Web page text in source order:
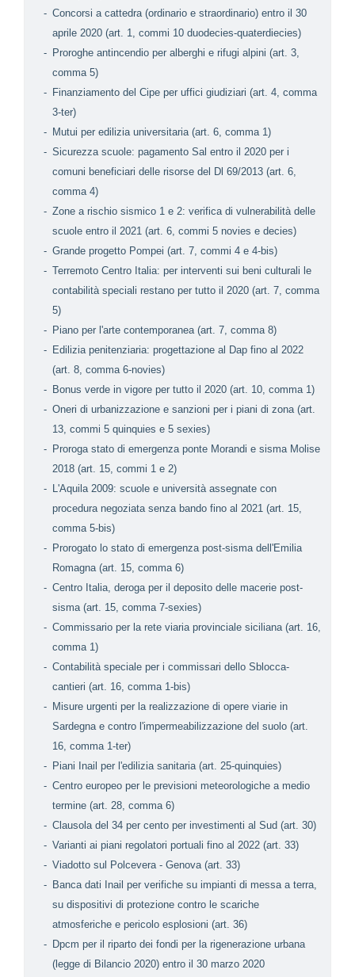
Concorsi a cattedra (ordinario e straordinario) entro il 30
aprile 2020 (art. 1, commi 10 duodecies-quaterdiecies)
Proroghe antincendio per alberghi e rifugi alpini (art. 3,
comma 5)
Finanziamento del Cipe per uffici giudiziari (art. 4, comma
3-ter)
Mutui per edilizia universitaria (art. 6, comma 1)
Sicurezza scuole: pagamento Sal entro il 2020 per i
comuni beneficiari delle risorse del Dl 69/2013 (art. 6,
comma 4)
Zone a rischio sismico 1 e 2: verifica di vulnerabilità delle
scuole entro il 2021 (art. 6, commi 5 novies e decies)
Grande progetto Pompei (art. 7, commi 4 e 4-bis)
Terremoto Centro Italia: per interventi sui beni culturali le
contabilità speciali restano per tutto il 2020 (art. 7, comma
5)
Piano per l'arte contemporanea (art. 7, comma 8)
Edilizia penitenziaria: progettazione al Dap fino al 2022
(art. 8, comma 6-novies)
Bonus verde in vigore per tutto il 2020 (art. 10, comma 1)
Oneri di urbanizzazione e sanzioni per i piani di zona (art.
13, commi 5 quinquies e 5 sexies)
Proroga stato di emergenza ponte Morandi e sisma Molise
2018 (art. 15, commi 1 e 2)
L'Aquila 2009: scuole e università assegnate con
procedura negoziata senza bando fino al 2021 (art. 15,
comma 5-bis)
Prorogato lo stato di emergenza post-sisma dell'Emilia
Romagna (art. 15, comma 6)
Centro Italia, deroga per il deposito delle macerie post-
sisma (art. 15, comma 7-sexies)
Commissario per la rete viaria provinciale siciliana (art. 16,
comma 1)
Contabilità speciale per i commissari dello Sblocca-
cantieri (art. 16, comma 1-bis)
Misure urgenti per la realizzazione di opere viarie in
Sardegna e contro l'impermeabilizzazione del suolo (art.
16, comma 1-ter)
Piani Inail per l'edilizia sanitaria (art. 25-quinquies)
Centro europeo per le previsioni meteorologiche a medio
termine (art. 28, comma 6)
Clausola del 34 per cento per investimenti al Sud (art. 30)
Varianti ai piani regolatori portuali fino al 2022 (art. 33)
Viadotto sul Polcevera - Genova (art. 33)
Banca dati Inail per verifiche su impianti di messa a terra,
su dispositivi di protezione contro le scariche
atmosferiche e pericolo esplosioni (art. 36)
Dpcm per il riparto dei fondi per la rigenerazione urbana
(legge di Bilancio 2020) entro il 30 marzo 2020